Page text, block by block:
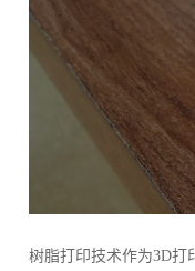
树脂打印技术作为3D打